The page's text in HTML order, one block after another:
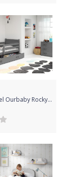
Dětská postel Ourbaby Rocky 200x90 cm